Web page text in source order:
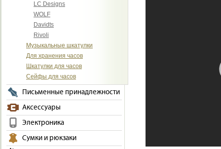
LC Designs
WOLF
Davidts
Rivoli
Музыкальные шкатулки
Для хранения часов
Шкатулки для часов
Сейфы для часов
Письменные принадлежности
Аксессуары
Электроника
Сумки и рюкзаки